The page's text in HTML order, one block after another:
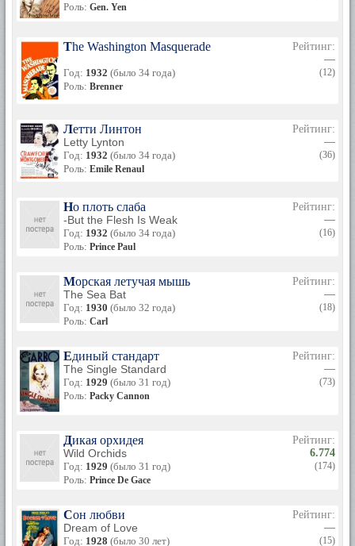
Роль: Gen. Yen
The Washington Masquerade
Год: 1932 (было 34 года)
Роль: Brenner
Рейтинг:
—
(12)
Летти Линтон
Letty Lynton
Год: 1932 (было 34 года)
Роль: Emile Renaul
Рейтинг:
—
(36)
Но плоть слаба
-But the Flesh Is Weak
Год: 1932 (было 34 года)
Роль: Prince Paul
Рейтинг:
—
(16)
Морская летучая мышь
The Sea Bat
Год: 1930 (было 32 года)
Роль: Carl
Рейтинг:
—
(18)
Единый стандарт
The Single Standard
Год: 1929 (было 31 год)
Роль: Packy Cannon
Рейтинг:
—
(73)
Дикая орхидея
Wild Orchids
Год: 1929 (было 31 год)
Роль: Prince De Gace
Рейтинг:
6.774
(174)
Сон любви
Dream of Love
Год: 1928 (было 30 лет)
Рейтинг:
—
(15)